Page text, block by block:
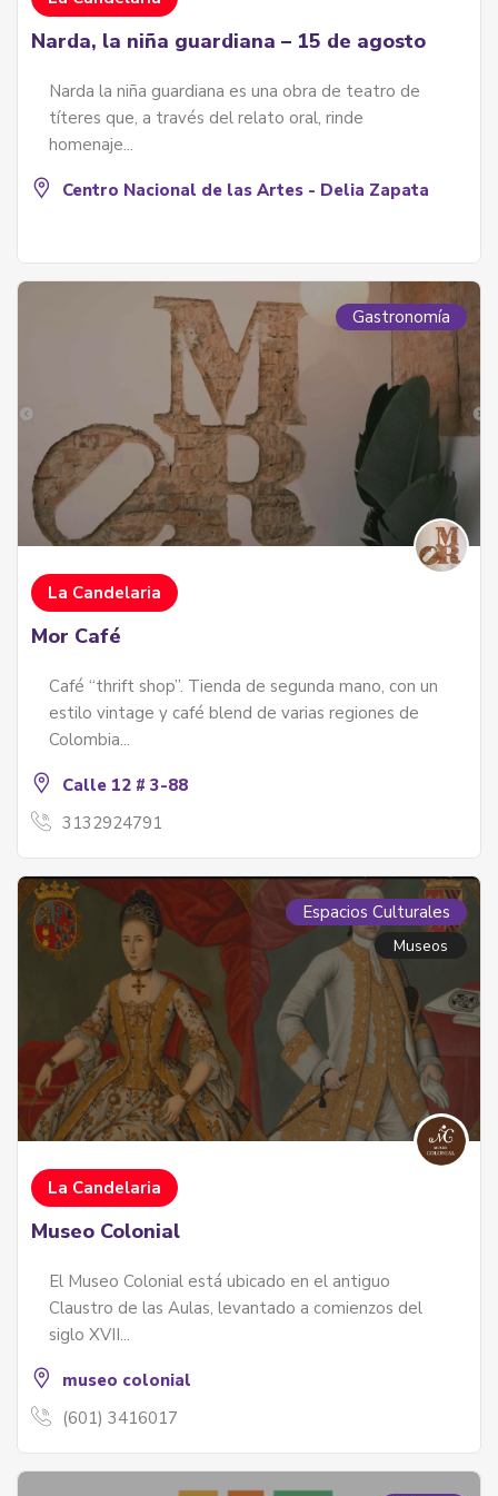
Narda, la niña guardiana – 15 de agosto
Narda la niña guardiana es una obra de teatro de
títeres que, a través del relato oral, rinde
homenaje...
Centro Nacional de las Artes - Delia Zapata
Gastronomía
La Candelaria
Mor Café
Café “thrift shop”. Tienda de segunda mano, con un
estilo vintage y café blend de varias regiones de
Colombia...
Calle 12 # 3-88
3132924791
Espacios Culturales
Museos
La Candelaria
Museo Colonial
El Museo Colonial está ubicado en el antiguo
Claustro de las Aulas, levantado a comienzos del
siglo XVII...
museo colonial
(601) 3416017